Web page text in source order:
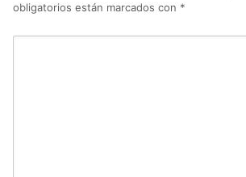
obligatorios están marcados con *